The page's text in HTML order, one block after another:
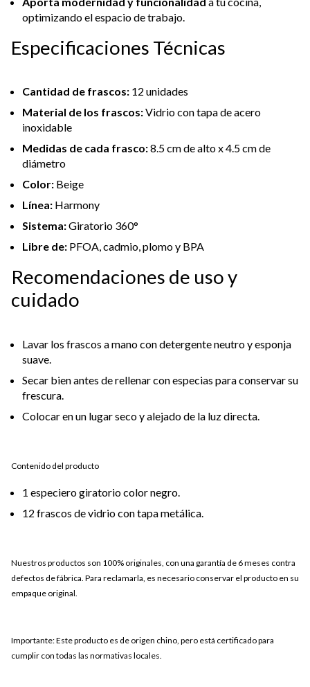
optimizando el espacio de trabajo.
Especificaciones Técnicas
Cantidad de frascos: 12 unidades
Material de los frascos:Vidrio con tapa de acero
inoxidable
Medidas de cada frasco:8.5 cm de alto x 4.5 cm de
diámetro
Color: Beige
Línea: Harmony
Sistema:Giratorio 360°
Libre de: PFOA, cadmio, plomo y BPA
Recomendaciones de uso y
cuidado
Lavar los frascos a mano con detergente neutro y esponja
suave.
Secar bien antes de rellenar con especias para conservar su
frescura.
Colocar en un lugar seco y alejado de la luz directa.
Contenido del producto
1 especiero giratorio color negro.
12 frascos de vidrio con tapa metálica.
Nuestros productos son 100% originales, con una garantía de 6 meses contra
defectos de fábrica. Para reclamarla, es necesario conservar el producto en su
empaque original.
Importante: Este producto es de origen chino, pero está certificado para
cumplir con todas las normativas locales.